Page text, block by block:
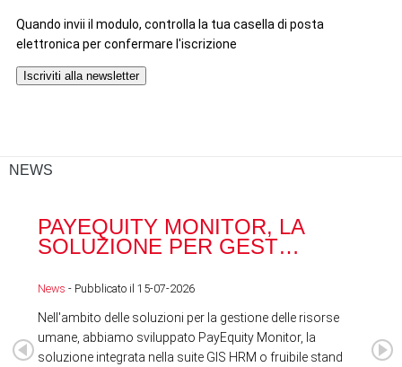
NEWS
PAYEQUITY MONITOR, LA
SOLUZIONE PER GEST…
News - Pubblicato il 15-07-2026
Nell'ambito delle soluzioni per la gestione delle risorse
umane, abbiamo sviluppato PayEquity Monitor, la
soluzione integrata nella suite GIS HRM o fruibile stand